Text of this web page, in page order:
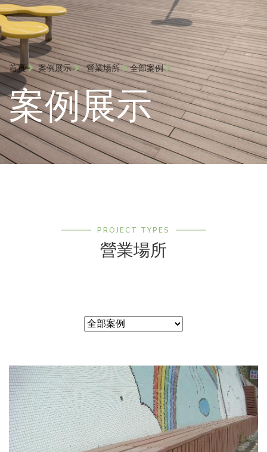
首頁 案例展示 營業場所 全部案例
案例展示
PROJECT TYPES
營業場所